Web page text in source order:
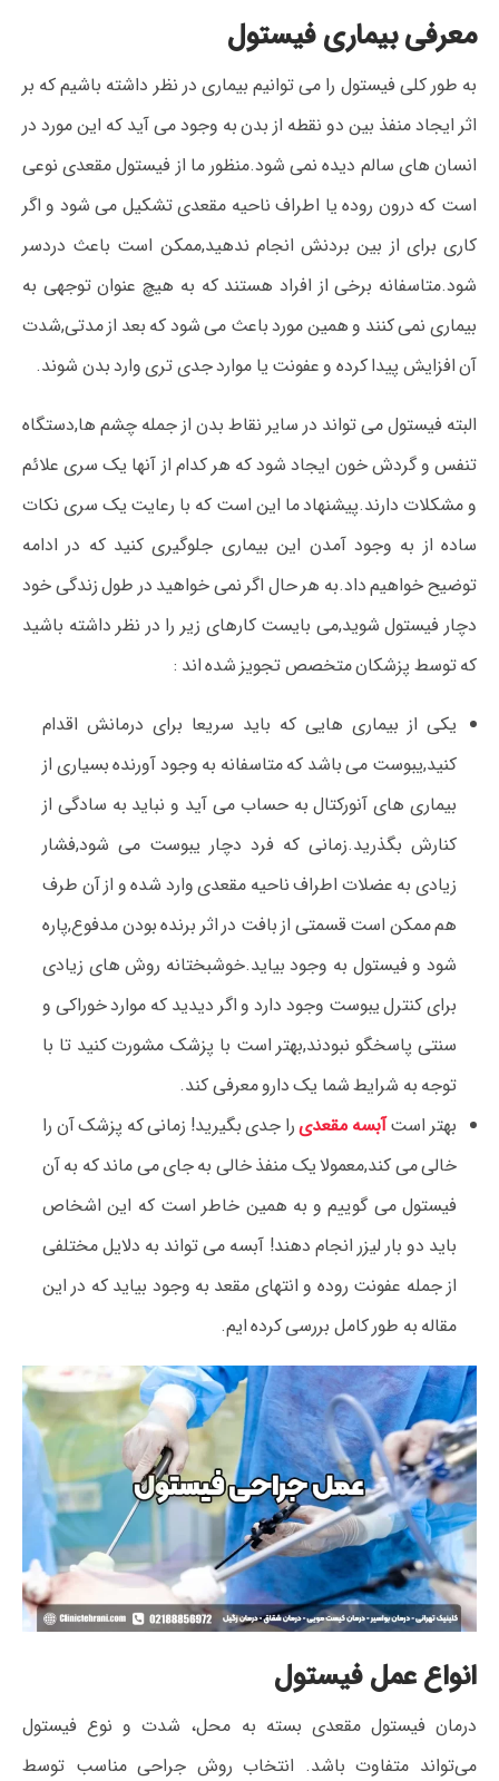
معرفی بیماری فیستول
به طور کلی فیستول را می توانیم بیماری در نظر داشته باشیم که بر
اثر ایجاد منفذ بین دو نقطه از بدن به وجود می آید که این مورد در
انسان های سالم دیده نمی شود.منظور ما از فیستول مقعدی نوعی
است که درون روده یا اطراف ناحیه مقعدی تشکیل می شود و اگر
کاری برای از بین بردنش انجام ندهید,ممکن است باعث دردسر
شود.متاسفانه برخی از افراد هستند که به هیچ عنوان توجهی به
بیماری نمی کنند و همین مورد باعث می شود که بعد از مدتی,شدت
آن افزایش پیدا کرده و عفونت یا موارد جدی تری وارد بدن شوند.
البته فیستول می تواند در سایر نقاط بدن از جمله چشم ها,دستگاه
تنفس و گردش خون ایجاد شود که هر کدام از آنها یک سری علائم
و مشکلات دارند.پیشنهاد ما این است که با رعایت یک سری نکات
ساده از به وجود آمدن این بیماری جلوگیری کنید که در ادامه
توضیح خواهیم داد.به هر حال اگر نمی خواهید در طول زندگی خود
دچار فیستول شوید,می بایست کارهای زیر را در نظر داشته باشید
که توسط پزشکان متخصص تجویز شده اند :
یکی از بیماری هایی که باید سریعا برای درمانش اقدام
کنید,یبوست می باشد که متاسفانه به وجود آورنده بسیاری از
بیماری های آنورکتال به حساب می آید و نباید به سادگی از
کنارش بگذرید.زمانی که فرد دچار یبوست می شود,فشار
زیادی به عضلات اطراف ناحیه مقعدی وارد شده و از آن طرف
هم ممکن است قسمتی از بافت در اثر برنده بودن مدفوع,پاره
شود و فیستول به وجود بیاید.خوشبختانه روش های زیادی
برای کنترل یبوست وجود دارد و اگر دیدید که موارد خوراکی و
سنتی پاسخگو نبودند,بهتر است با پزشک مشورت کنید تا با
توجه به شرایط شما یک دارو معرفی کند.
بهتر استآبسه مقعدیرا جدی بگیرید! زمانی که پزشک آن را
خالی می کند,معمولا یک منفذ خالی به جای می ماند که به آن
فیستول می گوییم و به همین خاطر است که این اشخاص
باید دو بار لیزر انجام دهند! آبسه می تواند به دلایل مختلفی
از جمله عفونت روده و انتهای مقعد به وجود بیاید که در این
مقاله به طور کامل بررسی کرده ایم.
انواع عمل فیستول
درمان فیستول مقعدی بسته به محل، شدت و نوع فیستول
می‌تواند متفاوت باشد. انتخاب روش جراحی مناسب توسط